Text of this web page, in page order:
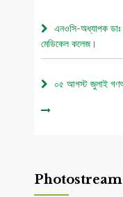
এনওসি-অধ্যাপক ডাঃ
মেডিকেল কলেজ।
০৫ আগস্ট জুলাই
এনওসি-ডাঃ শরিমিন
Photostream